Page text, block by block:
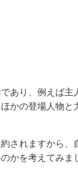
あり、例えば主
かの登場人物と
されますから、
かを考えてみま